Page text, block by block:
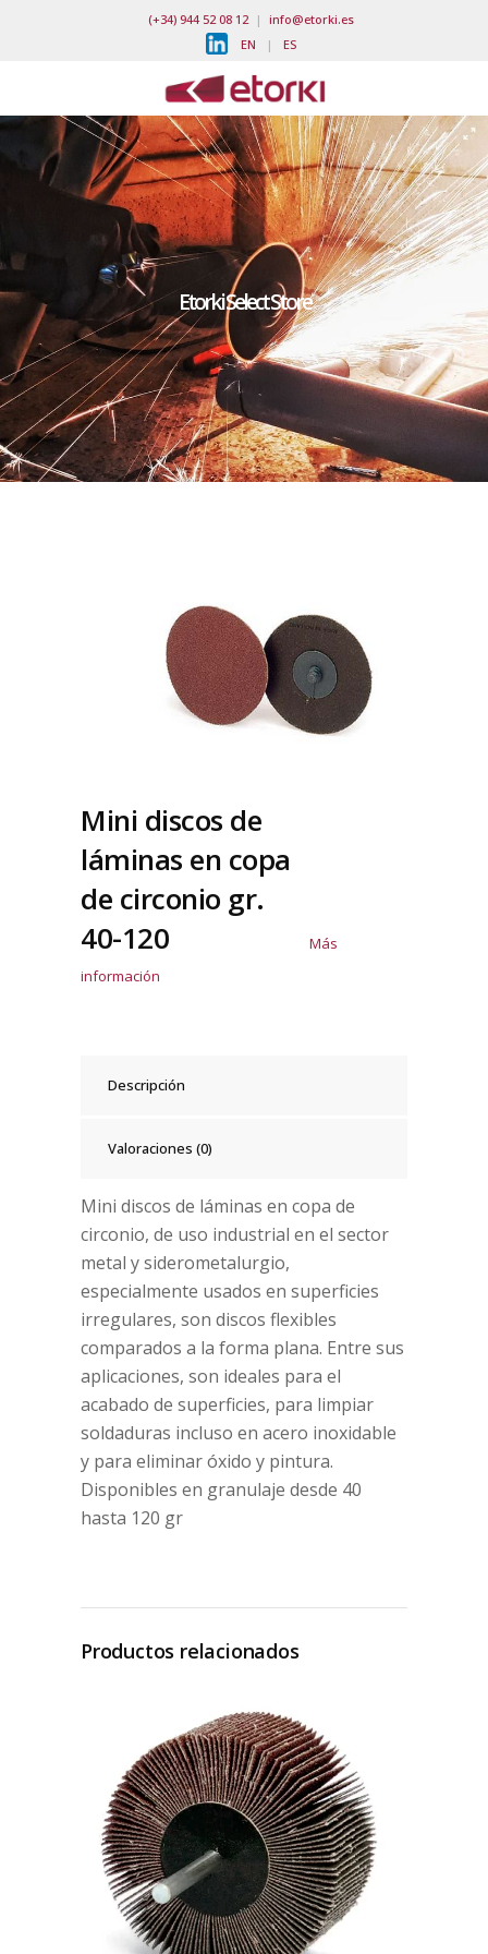
(+34) 944 52 08 12| info@etorki.es
EN | ES
Etorki Select Store
Mini discos de
láminas en copa
de circonio gr.
40-120
Más
información
Descripción
Valoraciones (0)
Mini discos de láminas en copa de
circonio, de uso industrial en el sector
metal y siderometalurgio,
especialmente usados en superficies
irregulares, son discos flexibles
comparados a la forma plana. Entre sus
aplicaciones, son ideales para el
acabado de superficies, para limpiar
soldaduras incluso en acero inoxidable
y para eliminar óxido y pintura.
Disponibles en granulaje desde 40
hasta 120 gr
Productos relacionados